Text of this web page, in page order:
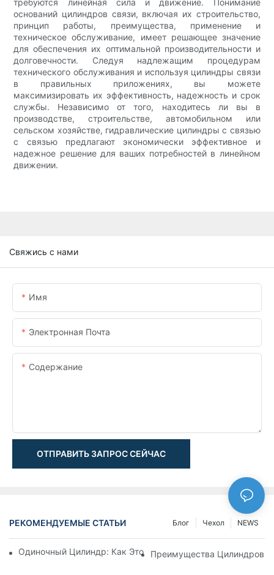
требуются линейная сила и движение. Понимание
оснований цилиндров связи, включая их строительство,
принцип работы, преимущества, применение и
техническое обслуживание, имеет решающее значение
для обеспечения их оптимальной производительности и
долговечности. Следуя надлежащим процедурам
технического обслуживания и используя цилиндры связи
в правильных приложениях, вы можете
максимизировать их эффективность, надежность и срок
службы. Независимо от того, находитесь ли вы в
производстве, строительстве, автомобильном или
сельском хозяйстве, гидравлические цилиндры с связью
с связью предлагают экономически эффективное и
надежное решение для ваших потребностей в линейном
движении.
Свяжись с нами
Имя
Электронная Почта
Содержание
ОТПРАВИТЬ ЗАПРОС СЕЙЧАС
РЕКОМЕНДУЕМЫЕ СТАТЬИ NEWS
Чехол
Блог
Одиночный Цилиндр: Как Это Работает & Общие
Преимущества Цилиндров